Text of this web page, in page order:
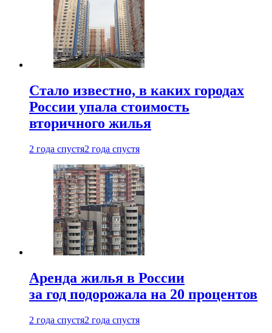
Стало известно, в каких городах
России упала стоимость
вторичного жилья
2 года спустя2 года спустя
Аренда жилья в России
за год подорожала на 20 процентов
2 года спустя2 года спустя